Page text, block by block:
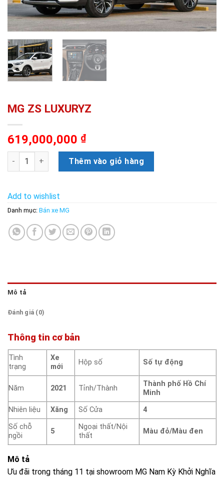
MG ZS LUXURYZ
619,000,000 ₫
MG ZS LUXURYZ số lượngThêm vào giỏ hàng
Add to wishlist
Danh mục: Bán xe MG
Mô tả
Đánh giá (0)
Thông tin cơ bản
Tình
trạng
Xe
mới
Hộp số Số tự động
Năm 2021 Tỉnh/Thành
Thành phố Hồ Chí
Minh
Nhiên liệu
Xăng Số Cửa
4
Số chỗ
ngồi
5
Ngoại thất/Nội
thất
Màu đỏ/Màu đen
Mô tả
Ưu đãi trong tháng 11 tại showroom MG Nam Kỳ Khởi Nghĩa